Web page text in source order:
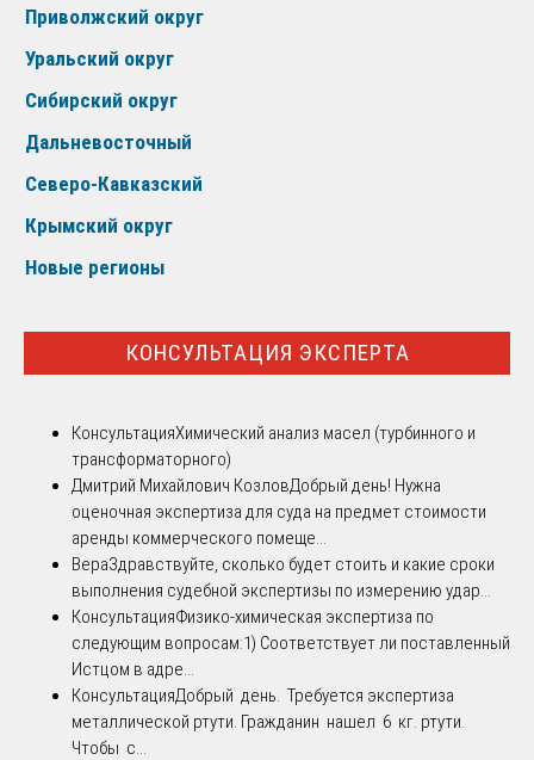
Приволжский округ
Уральский округ
Сибирский округ
Дальневосточный
Северо-Кавказский
Крымский округ
Новые регионы
КОНСУЛЬТАЦИЯ ЭКСПЕРТА
КонсультацияХимический анализ масел (турбинного и
трансформаторного)
Дмитрий Михайлович КозловДобрый день! Нужна
оценочная экспертиза для суда на предмет стоимости
аренды коммерческого помеще...
ВераЗдравствуйте, сколько будет стоить и какие сроки
выполнения судебной экспертизы по измерению удар...
КонсультацияФизико-химическая экспертиза по
следующим вопросам:1) Соответствует ли поставленный
Истцом в адре...
КонсультацияДобрый день. Требуется экспертиза
металлической ртути. Гражданин нашел 6 кг. ртути.
Чтобы с...